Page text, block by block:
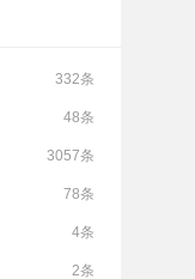
332条
48条
3057条
78条
4条
2条